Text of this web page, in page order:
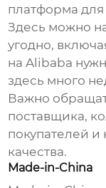
платформа
Здесь можно
угодно,
на Alibaba
здесь много
Важно
поставщика,
покупателей
качества.
Made-in-China